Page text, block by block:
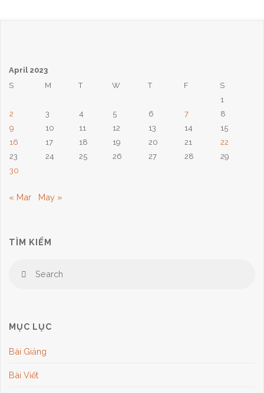
2023:
Chúa
Đấng
April 2023
S
M T W T F
S
1
2
3 4 5 6 7
8
9
10 11 12 13 14
15
16
17 18 19 20 21
22
23
24 25 26 27 28
29
30
« Mar May »
TÌM KIẾM
Search
MỤC LỤC
Bài Giảng
Bài Viết